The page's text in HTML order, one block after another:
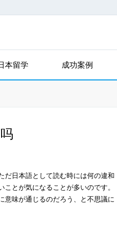
本留学 成功案例
日本語として読む時には何の違和
とが気になることが多いのです。
意味が通じるのだろう、と不思議に